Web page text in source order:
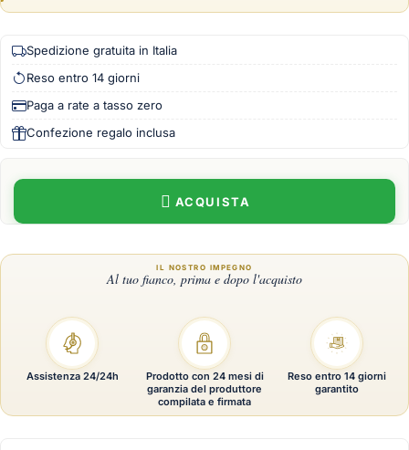
Spedizione gratuita in Italia
Reso entro 14 giorni
Paga a rate a tasso zero
Confezione regalo inclusa
ACQUISTA
Assistenza 24/24h
Prodotto con 24 mesi di
garanzia del produttore
compilata e firmata
Reso entro 14 giorni
garantito